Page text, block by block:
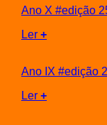
Ano X #edição
Ler +
Ano IX #edição
Ler +